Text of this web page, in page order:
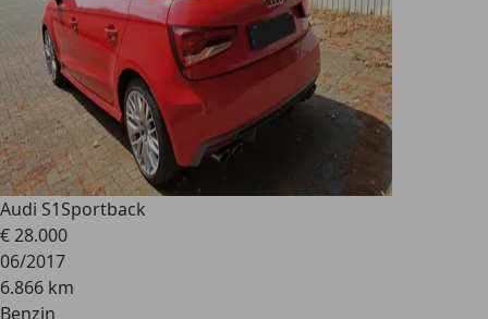
Audi S1Sportback
€ 28.000
06/2017
6.866 km
Benzin